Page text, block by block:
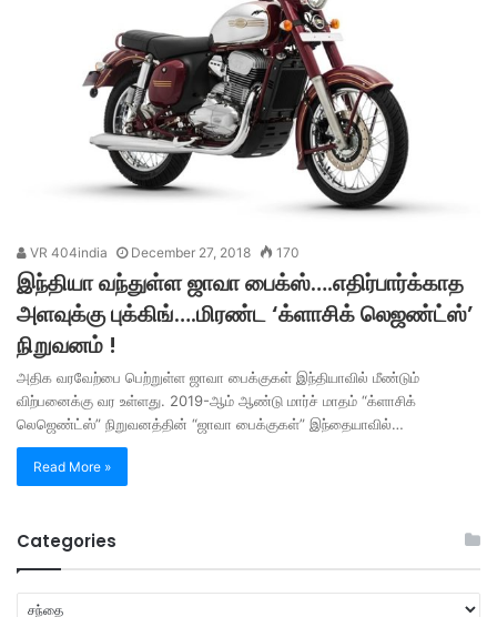
VR 404india December 27, 2018 170
இந்தியா வந்துள்ள ஜாவா பைக்ஸ்….எதிர்பார்க்காத
அளவுக்கு புக்கிங்….மிரண்ட ‘க்ளாசிக் லெஜண்ட்ஸ்’
நிறுவனம் !
அதிக வரவேற்பை பெற்றுள்ள ஜாவா பைக்குகள் இந்தியாவில் மீண்டும்
விற்பனைக்கு வர உள்ளது. 2019-ஆம் ஆண்டு மார்ச் மாதம் “க்ளாசிக்
லெஜெண்ட்ஸ்” நிறுவனத்தின் “ஜாவா பைக்குகள்” இந்தையாவில்…
Read More »
Categories